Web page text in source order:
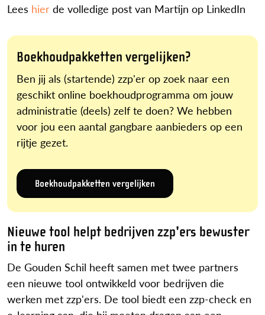
Lees hier de volledige post van Martijn op LinkedIn
Boekhoudpakketten vergelijken?
Ben jij als (startende) zzp'er op zoek naar een
geschikt online boekhoudprogramma om jouw
administratie (deels) zelf te doen? We hebben
voor jou een aantal gangbare aanbieders op een
rijtje gezet.
Boekhoudpakketten vergelijken
Nieuwe tool helpt bedrijven zzp'ers bewuster
in te huren
De Gouden Schil heeft samen met twee partners
een nieuwe tool ontwikkeld voor bedrijven die
werken met zzp'ers. De tool biedt een zzp-check en